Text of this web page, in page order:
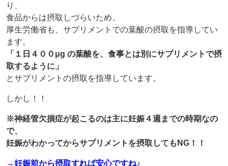
り、
食品からは摂取しづらいため、
厚生労働省も、サプリメントでの葉酸の摂取を指導してい
ます。
「１日４００μg の葉酸を、食事とは別にサプリメントで摂
取するように」
とサプリメントの摂取を指導しています。
しかし！！
※神経管欠損症が起こるのは主に妊娠４週までの時期なの
で、
妊娠がわかってからサプリメントを摂取してもNG！！
→妊娠前から摂取すれば安心ですね♪